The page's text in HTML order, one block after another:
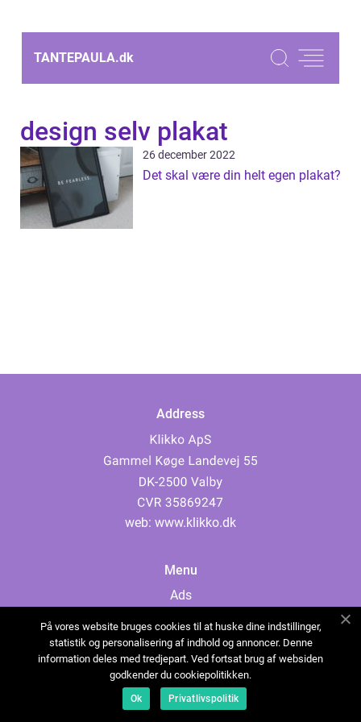
TANTEPAULA.dk
design selv plakat
26 december 2022
Det skal være din helt egen plakat?
Address
web: www.klikko.dk
Menu
Ads
Cookies
Contact
Sitemap
På vores website bruges cookies til at huske dine indstillinger,
statistik og personalisering af indhold og annoncer. Denne
information deles med tredjepart. Ved fortsat brug af websiden
godkender du cookiepolitikken.
Ok Privatlivspolitik